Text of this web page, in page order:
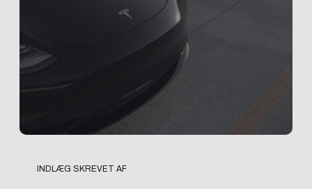
INDLÆG SKREVET AF